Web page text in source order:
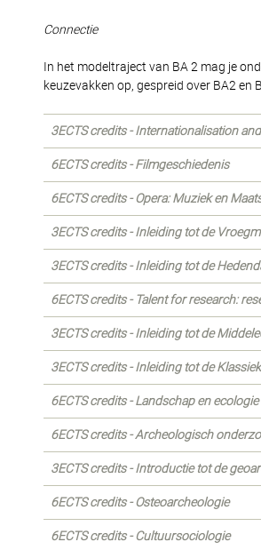
Connectie
In het modeltraject van BA 2 mag je
keuzevakken op, gespreid over BA2 en
3ECTS credits - Internationalisation
6ECTS credits - Filmgeschiedenis
6ECTS credits - Opera: Muziek en
3ECTS credits - Inleiding tot de
3ECTS credits - Inleiding tot de
6ECTS credits - Talent for research:
3ECTS credits - Inleiding tot de
3ECTS credits - Inleiding tot de
6ECTS credits - Landschap en
6ECTS credits - Archeologisch
3ECTS credits - Introductie tot de
6ECTS credits - Osteoarcheologie
6ECTS credits - Cultuursociologie